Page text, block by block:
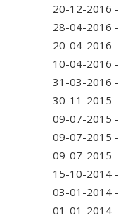
20-12-2016 -
28-04-2016 -
20-04-2016 -
10-04-2016 -
31-03-2016 -
30-11-2015 -
09-07-2015 -
09-07-2015 -
09-07-2015 -
15-10-2014 -
03-01-2014 -
01-01-2014 -